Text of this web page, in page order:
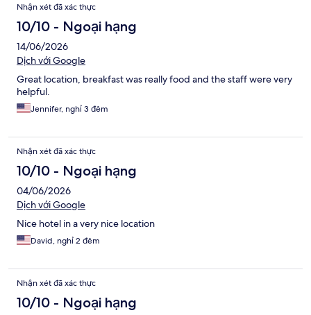
Nhận xét đã xác thực
10/10 - Ngoại hạng
14/06/2026
Dịch với Google
Great location, breakfast was really food and the staff were very
helpful.
Jennifer, nghỉ 3 đêm
Nhận xét đã xác thực
10/10 - Ngoại hạng
04/06/2026
Dịch với Google
Nice hotel in a very nice location
David, nghỉ 2 đêm
Nhận xét đã xác thực
10/10 - Ngoại hạng